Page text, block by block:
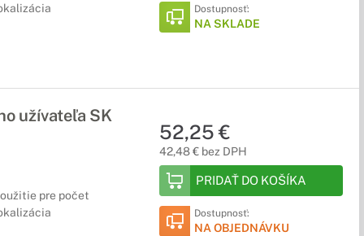
Dostupnosť:
NA SKLADE
užívateľa SK
pre počet
52,25 €
42,48 € bez DPH
PRIDAŤ DO KOŠÍKA
Dostupnosť:
NA OBJEDNÁVKU